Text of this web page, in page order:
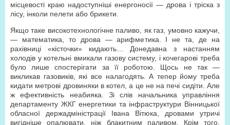
місцевості краю надоступніші енергоносії — дрова і тріска з
лісу, інколи пелети або брикети.
Якщо таке високотехнологічне паливо, як газ, умовно кажучи,
— математика, то дрова — арифметика. І не та, де на
рахівниці «кісточки» кидають… Донедавна з настанням
холодів у котельні вмикали газову систему, і кочегарові треба
було лише спостерігати за її роботою. Щось не так —
викликав газовиків, які все налагодять. А тепер йому треба
кидати метрові дровиняки в котел, а це не на печі сидіти. Але
ж ефективність неабияка. Зі слів начальника управління
департаменту ЖКГ енергетики та інфраструктури Вінницької
обласної держадміністрації Івана Вітюка, дровами утричі
вигідніше опалювати, ніж блакитним паливом. Крім того,